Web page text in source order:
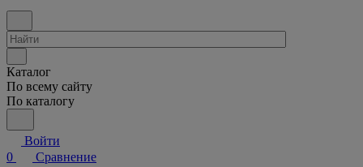
Каталог
По всему сайту
По каталогу
Войти
0
Сравнение